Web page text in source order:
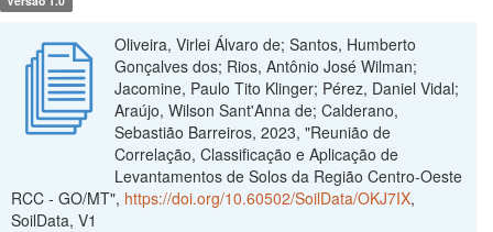
Oliveira, Virlei Álvaro de; Santos, Humberto
Gonçalves dos; Rios, Antônio José Wilman;
Jacomine, Paulo Tito Klinger; Pérez, Daniel Vidal;
Araújo, Wilson Sant'Anna de; Calderano,
Sebastião Barreiros, 2023, "Reunião de
Correlação, Classificação e Aplicação de
Levantamentos de Solos da Região Centro-Oeste
RCC - GO/MT", https://doi.org/10.60502/SoilData/OKJ7IX,
SoilData, V1